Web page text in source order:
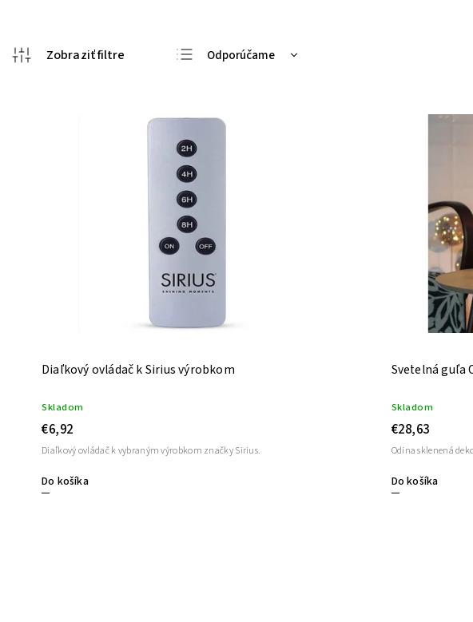
Odporúčame
Diaľkový ovládač k Sirius výrobkom
Skladom
€6,92
Do košíka
Diaľkový ovládač k vybraným výrobkom značky Sirius.
Svetelná guľa
Skladom
€28,63
Do košíka
Odina sklenená